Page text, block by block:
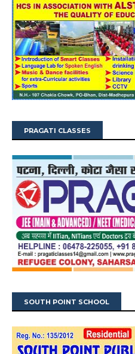
PRAGATI CLASSES
SOUTH POINT SCHOOL